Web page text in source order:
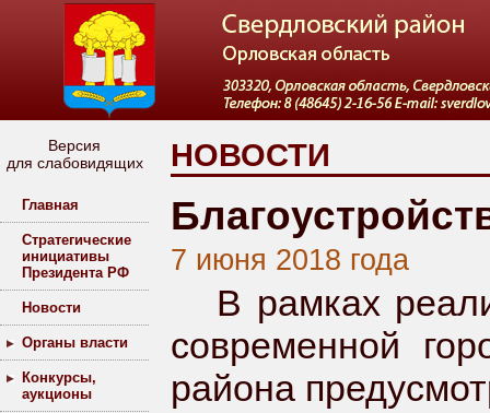
Версия
для слабовидящих
Главная
Стратегические
инициативы
Президента РФ
Новости
Органы власти
Конкурсы,
аукционы
НОВОСТИ
7 июня 2018 года
В рамках
современной
района